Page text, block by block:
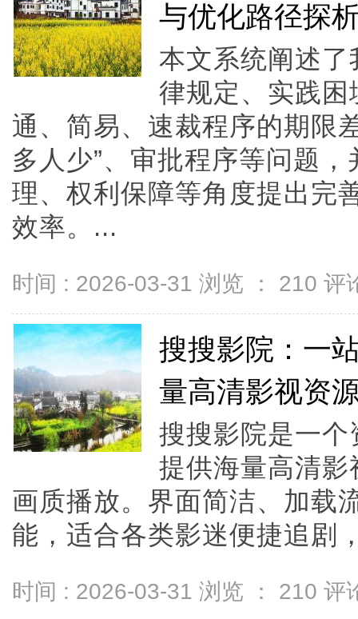
与优化路径探
本文系统阐述
律规定、实践
通、简易、速裁程序的期限
多人少”、审批程序等问题
理、权利保障等角度提出完
效率。...
时间 : 2026-03-31 浏览 ： 210 评
搜搜影院：一
量高清影视资
搜搜影院是一
提供海量高清
画质播放。界面简洁、加载
能，适合各类影迷便捷追剧
时间 : 2026-03-31 浏览 ： 210 评